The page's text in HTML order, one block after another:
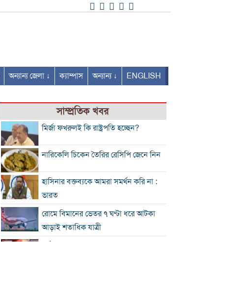
অন্যান্য জেলা ↓ ক্যাম্পাস অন্যান্য ↓ ENGLISH
সাম্প্রতিক খবর
মির্জা ফখরুলই কি রাষ্ট্রপতি হচ্ছেন?
নারিকেলি চিকেন তৈরির রেসিপি জেনে নিন
হাসিনার বক্তব্যকে আমরা সমর্থন করি না :
ভারত
রোমে বিমানের ভেতর ৭ ঘণ্টা ধরে আটকা
আড়াই শতাধিক যাত্রী